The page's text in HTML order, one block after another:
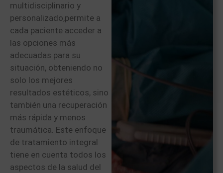
multidisciplinario y
personalizado,permite a
cada paciente acceder a
las opciones más
adecuadas para su
situación, obteniendo no
solo los mejores
resultados estéticos, sino
también una recuperación
más rápida y menos
traumática. Este enfoque
de tratamiento integral
tiene en cuenta todos los
aspectos de la salud del